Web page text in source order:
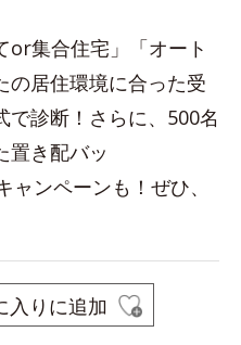
or集合住宅」「オート
の居住環境に合った受
で診断！さらに、500名
置き配バッ
ャンペーンも！ぜひ、
入りに追加